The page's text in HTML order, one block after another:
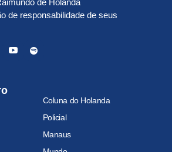
de responsabilidade de seus
Coluna do Holanda
Policial
Manaus